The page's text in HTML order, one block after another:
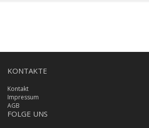
KONTAKTE
Kontakt
Impressum
AGB
FOLGE UNS